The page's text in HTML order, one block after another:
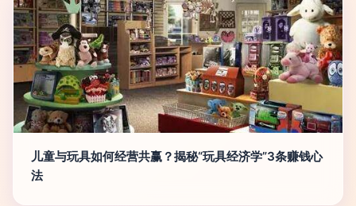
儿童与玩具如何经营共赢？揭秘“玩具经济学”3条赚钱心
法